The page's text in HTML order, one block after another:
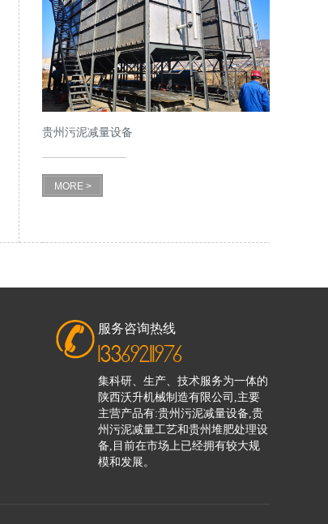
贵州污泥减量设备
MORE >
服务咨询热线
13369211976
集科研、生产、技术服务为一体的
陕西沃升机械制造有限公司,主要
主营产品有:贵州污泥减量设备,贵
州污泥减量工艺和贵州堆肥处理设
备,目前在市场上已经拥有较大规
模和发展。